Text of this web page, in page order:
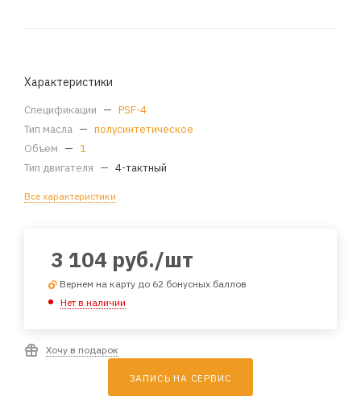
Характеристики
Спецификации — PSF-4
Тип масла — полусинтетическое
Объем — 1
Тип двигателя — 4-тактный
Все характеристики
3 104 руб./шт
Вернем на карту до 62 бонусных баллов
Нет в наличии
Хочу в подарок
ЗАПИСЬ НА СЕРВИС